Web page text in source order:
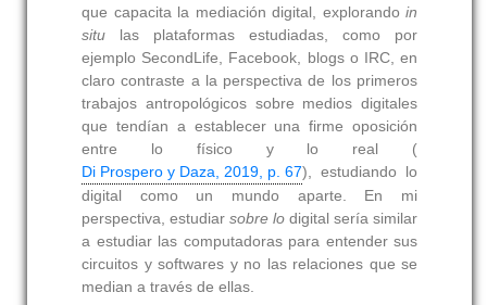
que capacita la mediación digital, explorandoin
situ las plataformas estudiadas, como por
ejemplo SecondLife, Facebook, blogs o IRC, en
claro contraste a la perspectiva de los primeros
trabajos antropológicos sobre medios digitales
que tendían a establecer una firme oposición
entre lo físico y lo real (
Di Prospero y Daza, 2019, p. 67), estudiando lo
digital como un mundo aparte. En mi
perspectiva, estudiarsobre lo digital sería similar
a estudiar las computadoras para entender sus
circuitos y softwares y no las relaciones que se
median a través de ellas.